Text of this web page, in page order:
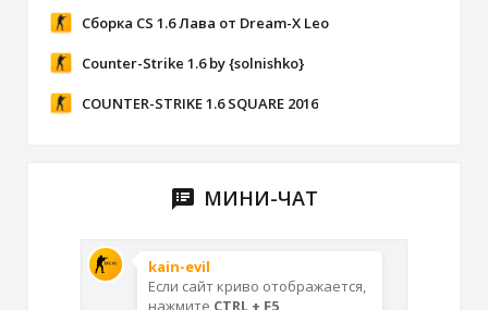
Сборка CS 1.6 Лава от Dream-X Leo
Counter-Strike 1.6 by {solnishko}
COUNTER-STRIKE 1.6 SQUARE 2016
speaker_notes МИНИ-ЧАТ